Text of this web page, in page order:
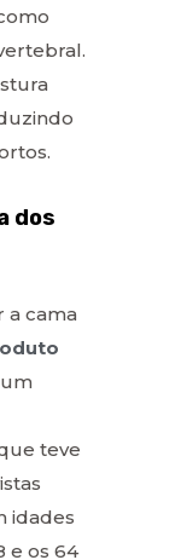
dos
a cama
teve
idades
e os 64